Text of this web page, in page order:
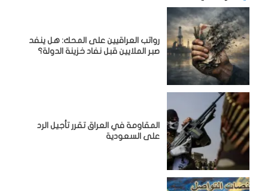
رواتب العراقيين على المحك: هل ينفد
صبر الملايين قبل نفاد خزينة الدولة؟
المقاومة في العراق تقرر تأجيل الرد
على السعودية